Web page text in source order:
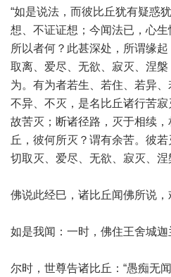
“如是说法，而彼比丘犹有疑惑
想、不证证想；今闻法已，心生
所以者何？此甚深处，所谓缘
取离、爱尽、无欲、寂灭、涅
为。有为者若生、若住、若异、
不异、不灭，是名比丘诸行苦
故苦灭；断诸径路，灭于相续
丘，彼何所灭？谓有余苦。彼
切取灭、爱尽、无欲、寂灭、涅
佛说此经巳，诸比丘闻佛所说，
如是我闻：一时，佛住王舍城迦
尔时，世尊告诸比丘：“愚痴无